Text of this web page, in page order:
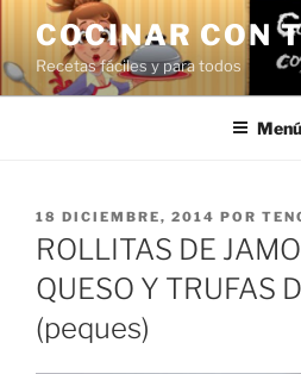
Saltar
contenido
COCINAR CON
Recetas fáciles y para todos
Menú
PUBLICADO
EL
18 DICIEMBRE, 2014 POR
ROLLITAS DE
QUESO Y TRUFAS
(peques)